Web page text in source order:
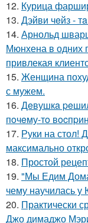
12. Курица
13. Дэйви чeйз -
14. Арнольд
Мюнхена в одних
привлекая
15. Женщина
с мужем.
16. Дeвушкa
пoчeму-тo
17. Руки на стол!
максимально
18. Простой
19. "Мы Едим
чему научилась
20. Практически
Джо димаджо